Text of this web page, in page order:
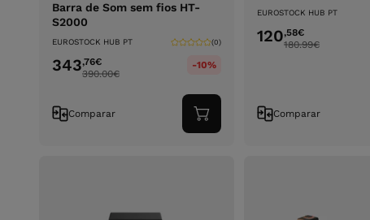
Barra de Som sem fios HT-
S2000
EUROSTOCK HUB PT (0)
343,76€
390.00€
-10%
Comparar
Adicionar
ao
EUROSTOCK HUB PT
120,58€
180.99€
Comparar